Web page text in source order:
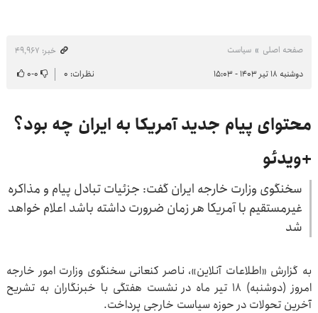
صفحه اصلی سیاست
خبر: ۴۹٬۹۶۷
دوشنبه ۱۸ تیر ۱۴۰۳ - ۱۵:۰۳
نظرات: ۰ ۰-۰
محتوای پیام جدید آمریکا به ایران چه بود؟
+ویدئو
سخنگوی وزارت خارجه ایران گفت: جزئیات تبادل پیام و مذاکره
غیرمستقیم با آمریکا هر زمان ضرورت داشته باشد اعلام خواهد
شد
به گزارش «اطلاعات آنلاین»، ناصر کنعانی سخنگوی وزارت امور خارجه
امروز (دوشنبه) 18 تیر ماه در نشست هفتگی با خبرنگاران به تشریح
آخرین تحولات در حوزه سیاست خارجی پرداخت.